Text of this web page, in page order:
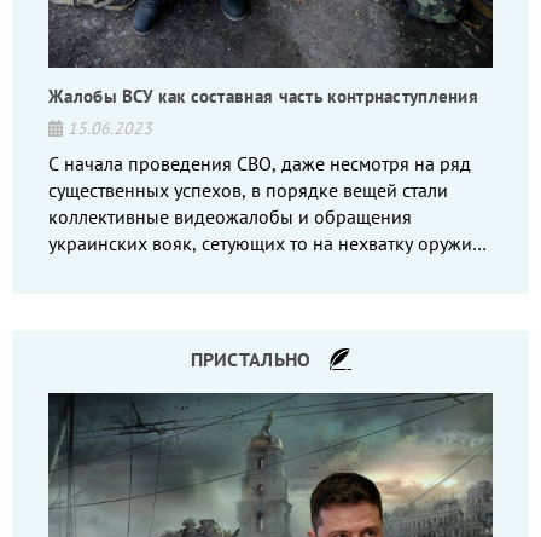
Жалобы ВСУ как составная часть контрнаступления
15.06.2023
С начала проведения СВО, даже несмотря на ряд
существенных успехов, в порядке вещей стали
коллективные видеожалобы и обращения
украинских вояк, сетующих то на нехватку оружия,
ПРИСТАЛЬНО